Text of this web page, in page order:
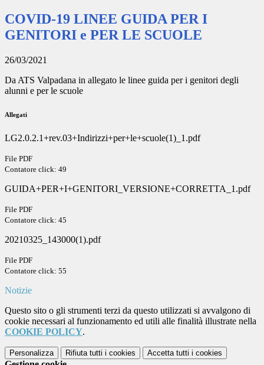
COVID-19 LINEE GUIDA PER I
GENITORI e PER LE SCUOLE
26/03/2021
Da ATS Valpadana in allegato le linee guida per i genitori degli
alunni e per le scuole
Allegati
LG2.0.2.1+rev.03+Indirizzi+per+le+scuole(1)_1.pdf
File PDF
Contatore click: 49
GUIDA+PER+I+GENITORI_VERSIONE+CORRETTA_1.pdf
File PDF
Contatore click: 45
20210325_143000(1).pdf
File PDF
Contatore click: 55
Notizie
Questo sito o gli strumenti terzi da questo utilizzati si avvalgono di
cookie necessari al funzionamento ed utili alle finalità illustrate nella
COOKIE POLICY.
Personalizza Rifiuta tutti i cookies Accetta tutti i cookies